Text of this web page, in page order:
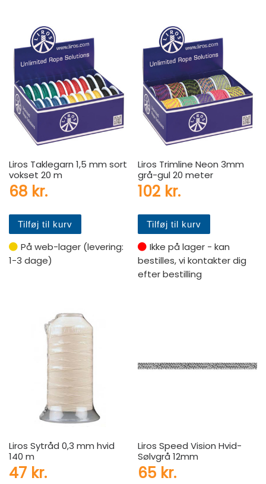
Liros Taklegarn 1,5 mm sort
vokset 20 m
68 kr.
Tilføj til kurv
På web-lager (levering:
1-3 dage)
Liros Trimline Neon 3mm
grå-gul 20 meter
102 kr.
Tilføj til kurv
Ikke på lager - kan
bestilles, vi kontakter dig
efter bestilling
Liros Sytråd 0,3 mm hvid
140 m
47 kr.
Liros Speed Vision Hvid-
Sølvgrå 12mm
65 kr.